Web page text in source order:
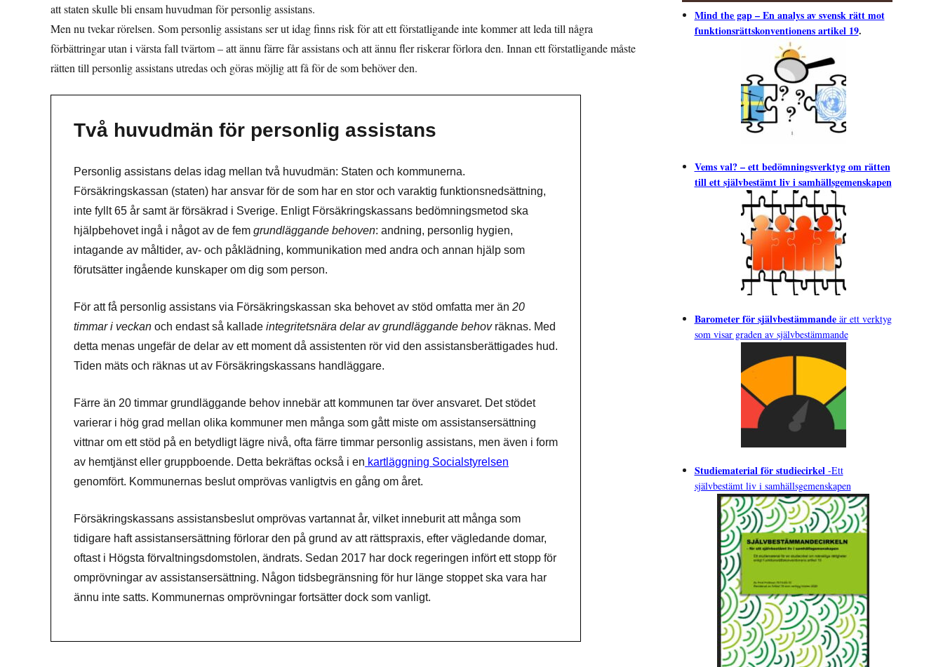
att staten skulle bli ensam huvudman för personlig assistans.
Men nu tvekar rörelsen. Som personlig assistans ser ut idag finns risk för att ett förstatligande inte kommer att leda till några
förbättringar utan i värsta fall tvärtom – att ännu färre får assistans och att ännu fler riskerar förlora den. Innan ett förstatligande måste
rätten till personlig assistans utredas och göras möjlig att få för de som behöver den.
Två huvudmän för personlig assistans
Personlig assistans delas idag mellan två huvudmän: Staten och kommunerna.
Försäkringskassan (staten) har ansvar för de som har en stor och varaktig funktionsnedsättning,
inte fyllt 65 år samt är försäkrad i Sverige. Enligt Försäkringskassans bedömningsmetod ska
hjälpbehovet ingå i något av de fem grundläggande behoven: andning, personlig hygien,
intagande av måltider, av- och påklädning, kommunikation med andra och annan hjälp som
förutsätter ingående kunskaper om dig som person.
För att få personlig assistans via Försäkringskassan ska behovet av stöd omfatta mer än 20
timmar i veckan och endast så kallade integritetsnära delar av grundläggande behovräknas. Med
detta menas ungefär de delar av ett moment då assistenten rör vid den assistansberättigades hud.
Tiden mäts och räknas ut av Försäkringskassans handläggare.
Färre än 20 timmar grundläggande behov innebär att kommunen tar över ansvaret. Det stödet
varierar i hög grad mellan olika kommuner men många som gått miste om assistansersättning
vittnar om ett stöd på en betydligt lägre nivå, ofta färre timmar personlig assistans, men även i form
av hemtjänst eller gruppboende. Detta bekräftas också i en kartläggning Socialstyrelsen
genomfört. Kommunernas beslut omprövas vanligtvis en gång om året.
Försäkringskassans assistansbeslut omprövas vartannat år, vilket inneburit att många som
tidigare haft assistansersättning förlorar den på grund av att rättspraxis, efter vägledande domar,
oftast i Högsta förvaltningsdomstolen, ändrats. Sedan 2017 har dock regeringen infört ett stopp för
omprövningar av assistansersättning. Någon tidsbegränsning för hur länge stoppet ska vara har
ännu inte satts. Kommunernas omprövningar fortsätter dock som vanligt.
Mind the gap – En analys av svensk rätt mot
funktionsrättskonventionens artikel 19.
Vems val? – ett bedömningsverktyg om rätten
till ett självbestämt liv i samhällsgemenskapen
Barometer för självbestämmandeär ett verktyg
som visar graden av självbestämmande
Studiematerial för studiecirkel-Ett
självbestämt liv i samhällsgemenskapen